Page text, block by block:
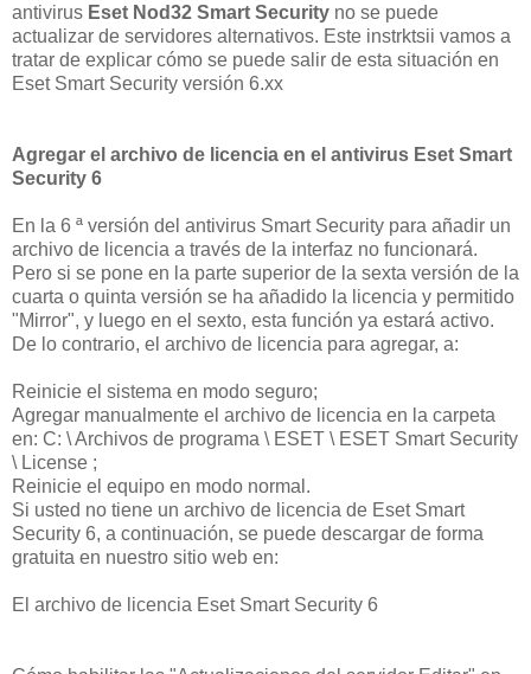
antivirus Eset Nod32 Smart Security no se puede
actualizar de servidores alternativos. Este instrktsii vamos a
tratar de explicar cómo se puede salir de esta situación en
Eset Smart Security versión 6.xx
Agregar el archivo de licencia en el antivirus Eset Smart
Security 6
En la 6 ª versión del antivirus Smart Security para añadir un
archivo de licencia a través de la interfaz no funcionará.
Pero si se pone en la parte superior de la sexta versión de la
cuarta o quinta versión se ha añadido la licencia y permitido
"Mirror", y luego en el sexto, esta función ya estará activo.
De lo contrario, el archivo de licencia para agregar, a:
Reinicie el sistema en modo seguro;
Agregar manualmente el archivo de licencia en la carpeta
en: C: \ Archivos de programa \ ESET \ ESET Smart Security
\ License ;
Reinicie el equipo en modo normal.
Si usted no tiene un archivo de licencia de Eset Smart
Security 6, a continuación, se puede descargar de forma
gratuita en nuestro sitio web en:
El archivo de licencia Eset Smart Security 6